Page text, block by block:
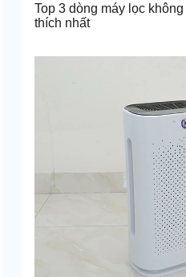
Top 3 dòng máy lọc
thích nhất